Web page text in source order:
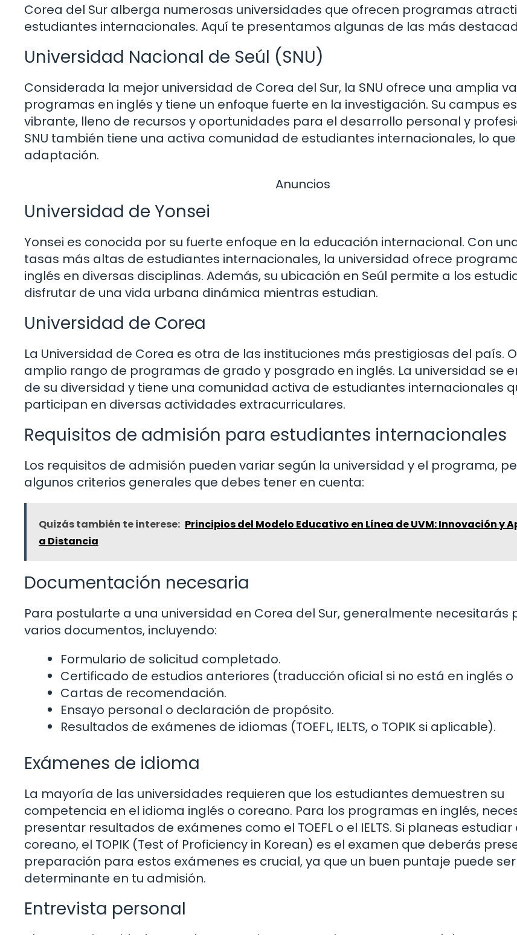
Corea del Sur alberga numerosas universidades que ofrecen programas
estudiantes internacionales. Aquí te presentamos algunas de las más
Universidad Nacional de Seúl (SNU)
Considerada la mejor universidad de Corea del Sur, la SNU ofrece una amplia
programas en inglés y tiene un enfoque fuerte en la investigación. Su campus
vibrante, lleno de recursos y oportunidades para el desarrollo personal y
SNU también tiene una activa comunidad de estudiantes internacionales, lo
adaptación.
Anuncios
Universidad de Yonsei
Yonsei es conocida por su fuerte enfoque en la educación internacional. Con
tasas más altas de estudiantes internacionales, la universidad ofrece
inglés en diversas disciplinas. Además, su ubicación en Seúl permite a los
disfrutar de una vida urbana dinámica mientras estudian.
Universidad de Corea
La Universidad de Corea es otra de las instituciones más prestigiosas del país.
amplio rango de programas de grado y posgrado en inglés. La universidad se
de su diversidad y tiene una comunidad activa de estudiantes internacionales
participan en diversas actividades extracurriculares.
Requisitos de admisión para estudiantes internacionales
Los requisitos de admisión pueden variar según la universidad y el programa,
algunos criterios generales que debes tener en cuenta:
Quizás también te interese: Principios del Modelo Educativo en Línea de UVM: Innovación y
a Distancia
Documentación necesaria
Para postularte a una universidad en Corea del Sur, generalmente necesitarás
varios documentos, incluyendo:
Formulario de solicitud completado.
Certificado de estudios anteriores (traducción oficial si no está en inglés
Cartas de recomendación.
Ensayo personal o declaración de propósito.
Resultados de exámenes de idiomas (TOEFL, IELTS, o TOPIK si aplicable).
Exámenes de idioma
La mayoría de las universidades requieren que los estudiantes demuestren su
competencia en el idioma inglés o coreano. Para los programas en inglés,
presentar resultados de exámenes como el TOEFL o el IELTS. Si planeas estudiar
coreano, el TOPIK (Test of Proficiency in Korean) es el examen que deberás
preparación para estos exámenes es crucial, ya que un buen puntaje puede
determinante en tu admisión.
Entrevista personal